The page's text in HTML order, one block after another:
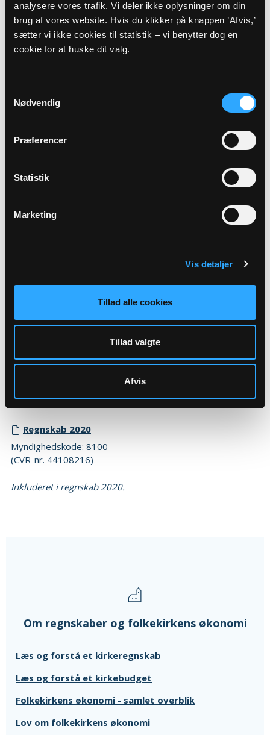
analysere vores trafik. Vi deler ikke oplysninger om din
brug af vores website. Hvis du klikker på knappen ’Afvis,’
sætter vi ikke cookies til statistik – vi benytter dog en
cookie for at huske dit valg.
Nødvendig
Præferencer
Statistik
Marketing
Vis detaljer
Tillad alle cookies
Tillad valgte
Afvis
Budget 2022
Myndighedskode: 8100
(CVR-nr. 44108216)
(CVR-nr. 44108216)
Revisor erklæring 2022
Budget 2021
Myndighedskode: 8100
Inkluderet i regnskab 2021.
(CVR-nr. 44108216)
Regnskab 2020
Myndighedskode: 8100
(CVR-nr. 44108216)
Inkluderet i regnskab 2020.
Om regnskaber og folkekirkens økonomi
Læs og forstå et kirkeregnskab
Læs og forstå et kirkebudget
Folkekirkens økonomi - samlet overblik
Lov om folkekirkens økonomi